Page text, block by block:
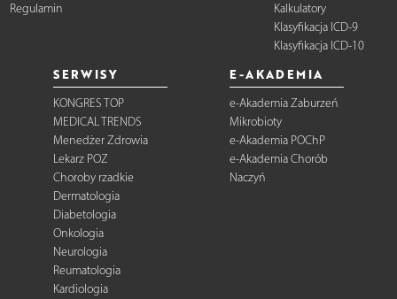
Regulamin
Kalkulatory
Klasyfikacja ICD-9
Klasyfikacja ICD-10
SERWISY
KONGRES TOP
MEDICAL TRENDS
Menedżer Zdrowia
Lekarz POZ
Choroby rzadkie
Dermatologia
Diabetologia
Onkologia
Neurologia
Reumatologia
Kardiologia
E-AKADEMIA
e-Akademia Zaburzeń
Mikrobioty
e-Akademia POChP
e-Akademia Chorób
Naczyń